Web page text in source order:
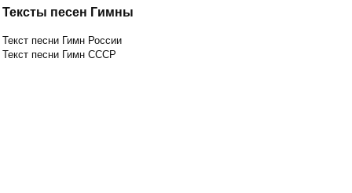
Тексты песен Гимны
Текст песни Гимн России
Текст песни Гимн СССР